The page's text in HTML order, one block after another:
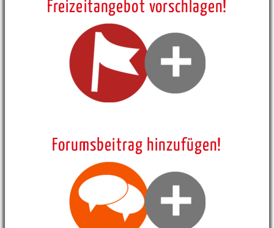
Freizeitangebot vorschlagen!
Forumsbeitrag hinzufügen!